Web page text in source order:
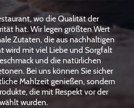
wo die Qualität der
hat. Wir legen größten Wert
Zutaten, die aus nachhaltigen
wird mit viel Liebe und Sorgfalt
und die natürlichen
Bei uns können Sie sicher
Mahlzeit genießen, sondern
die mit Respekt vor der
wurden.